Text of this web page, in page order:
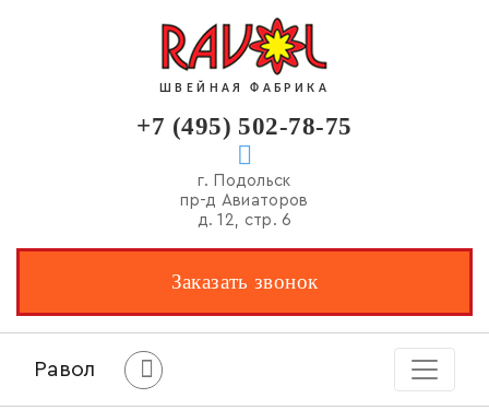
ШВЕЙНАЯ ФАБРИКА
+7 (495) 502-78-75
г. Подольск
пр-д Авиаторов
д. 12, стр. 6
Заказать звонок
Равол